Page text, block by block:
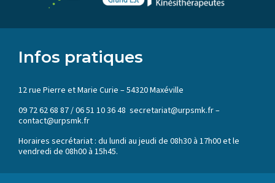
Infos pratiques
12 rue Pierre et Marie Curie – 54320 Maxéville
09 72 62 68 87 / 06 51 10 36 48 secretariat@urpsmk.fr –
contact@urpsmk.fr
Horaires secrétariat : du lundi au jeudi de 08h30 à 17h00 et le
vendredi de 08h00 à 15h45.